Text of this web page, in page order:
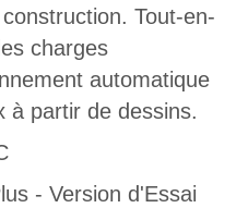
Tout-en-
charges
automatique
à partir de dessins.
- Version d'Essai